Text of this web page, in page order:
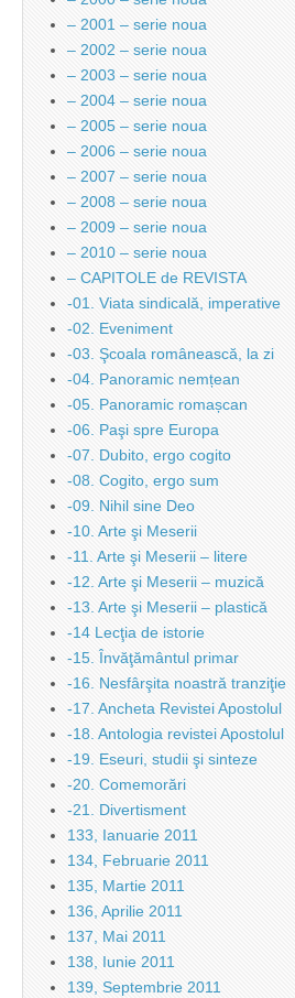
– 2001 – serie noua
– 2002 – serie noua
– 2003 – serie noua
– 2004 – serie noua
– 2005 – serie noua
– 2006 – serie noua
– 2007 – serie noua
– 2008 – serie noua
– 2009 – serie noua
– 2010 – serie noua
– CAPITOLE de REVISTA
-01. Viata sindicală, imperative
-02. Eveniment
-03. Şcoala românească, la zi
-04. Panoramic nemțean
-05. Panoramic romașcan
-06. Paşi spre Europa
-07. Dubito, ergo cogito
-08. Cogito, ergo sum
-09. Nihil sine Deo
-10. Arte şi Meserii
-11. Arte şi Meserii – litere
-12. Arte şi Meserii – muzică
-13. Arte şi Meserii – plastică
-14 Lecţia de istorie
-15. Învăţământul primar
-16. Nesfârşita noastră tranziţie
-17. Ancheta Revistei Apostolul
-18. Antologia revistei Apostolul
-19. Eseuri, studii şi sinteze
-20. Comemorări
-21. Divertisment
133, Ianuarie 2011
134, Februarie 2011
135, Martie 2011
136, Aprilie 2011
137, Mai 2011
138, Iunie 2011
139, Septembrie 2011